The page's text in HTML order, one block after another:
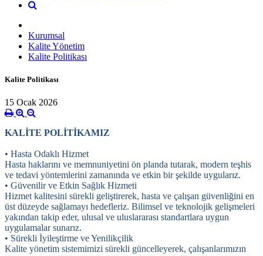
Kurumsal
Kalite Yönetim
Kalite Politikası
Kalite Politikası
15 Ocak 2026
KALİTE POLİTİKAMIZ
• Hasta Odaklı Hizmet
Hasta haklarını ve memnuniyetini ön planda tutarak, modern teşhis
ve tedavi yöntemlerini zamanında ve etkin bir şekilde uygularız.
• Güvenilir ve Etkin Sağlık Hizmeti
Hizmet kalitesini sürekli geliştirerek, hasta ve çalışan güvenliğini en
üst düzeyde sağlamayı hedefleriz. Bilimsel ve teknolojik gelişmeleri
yakından takip eder, ulusal ve uluslararası standartlara uygun
uygulamalar sunarız.
• Sürekli İyileştirme ve Yenilikçilik
Kalite yönetim sistemimizi sürekli güncelleyerek, çalışanlarımızın